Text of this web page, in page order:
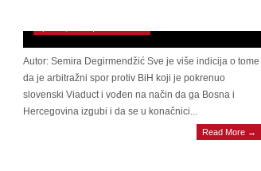
Autor: Semira Degirmendžić Sve je više indicija o tome
da je arbitražni spor protiv BiH koji je pokrenuo
slovenski Viaduct i vođen na način da ga Bosna i
Hercegovina izgubi i da se u konačnici...
Read More →